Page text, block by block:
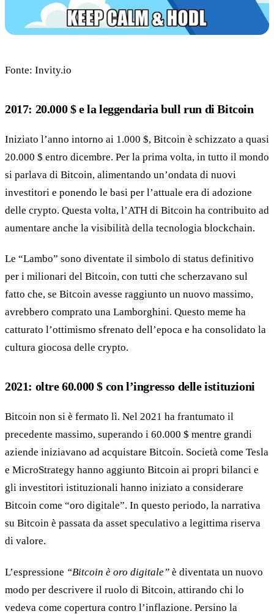
Fonte: Invity.io
2017: 20.000 $ e la leggendaria bull run di Bitcoin
Iniziato l’anno intorno ai 1.000 $, Bitcoin è schizzato a quasi
20.000 $ entro dicembre. Per la prima volta, in tutto il mondo
si parlava di Bitcoin, alimentando un’ondata di nuovi
investitori e ponendo le basi per l’attuale era di adozione
delle crypto. Questa volta, l’ATH di Bitcoin ha contribuito ad
aumentare anche la visibilità della tecnologia blockchain.
Le “Lambo” sono diventate il simbolo di status definitivo
per i milionari del Bitcoin, con tutti che scherzavano sul
fatto che, se Bitcoin avesse raggiunto un nuovo massimo,
avrebbero comprato una Lamborghini. Questo meme ha
catturato l’ottimismo sfrenato dell’epoca e ha consolidato la
cultura giocosa delle crypto.
2021: oltre 60.000 $ con l’ingresso delle istituzioni
Bitcoin non si è fermato lì. Nel 2021 ha frantumato il
precedente massimo, superando i 60.000 $ mentre grandi
aziende iniziavano ad acquistare Bitcoin. Società come Tesla
e MicroStrategy hanno aggiunto Bitcoin ai propri bilanci e
gli investitori istituzionali hanno iniziato a considerare
Bitcoin come “oro digitale”. In questo periodo, la narrativa
su Bitcoin è passata da asset speculativo a legittima riserva
di valore.
L’espressione “Bitcoin è oro digitale” è diventata un nuovo
modo per descrivere il ruolo di Bitcoin, attirando chi lo
vedeva come copertura contro l’inflazione. Persino la